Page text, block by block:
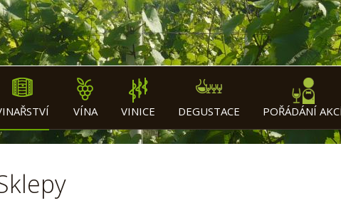
VÍNA VINICE DEGUSTACE POŘÁDÁNÍ